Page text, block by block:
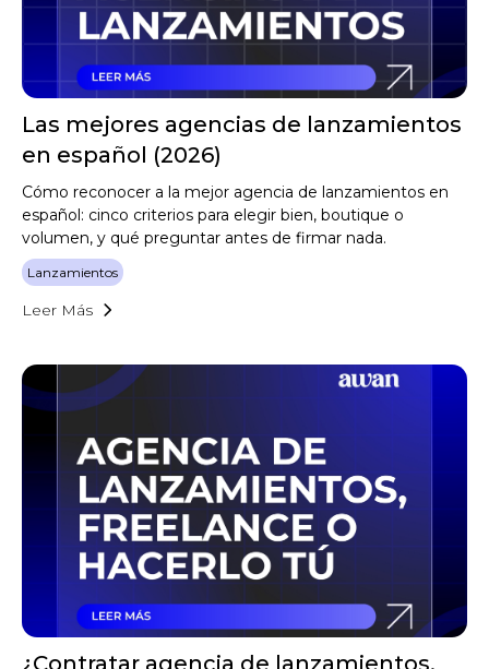
Las mejores agencias de lanzamientos
en español (2026)
Cómo reconocer a la mejor agencia de lanzamientos en
español: cinco criterios para elegir bien, boutique o
volumen, y qué preguntar antes de firmar nada.
Lanzamientos
Leer Más
¿Contratar agencia de lanzamientos,